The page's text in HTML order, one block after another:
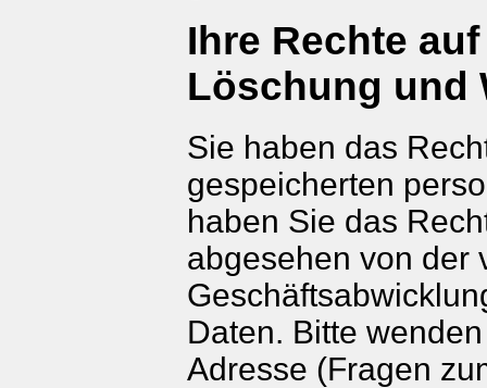
Ihre Rechte
Löschung und
Sie haben das
gespeicherten
haben Sie das
abgesehen von der
Daten. Bitte
Adresse (Fragen